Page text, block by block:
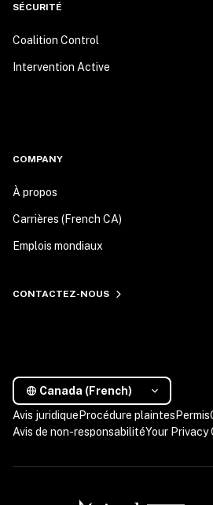
SÉCURITÉ
Coalition Control
Intervention Active
COMPANY
À propos
Carrières (French CA)
Emplois mondiaux
CONTACTEZ-NOUS
Canada (French)
Avis juridiqueProcédure plaintesPermis
Avis de non-responsabilitéYour Privacy